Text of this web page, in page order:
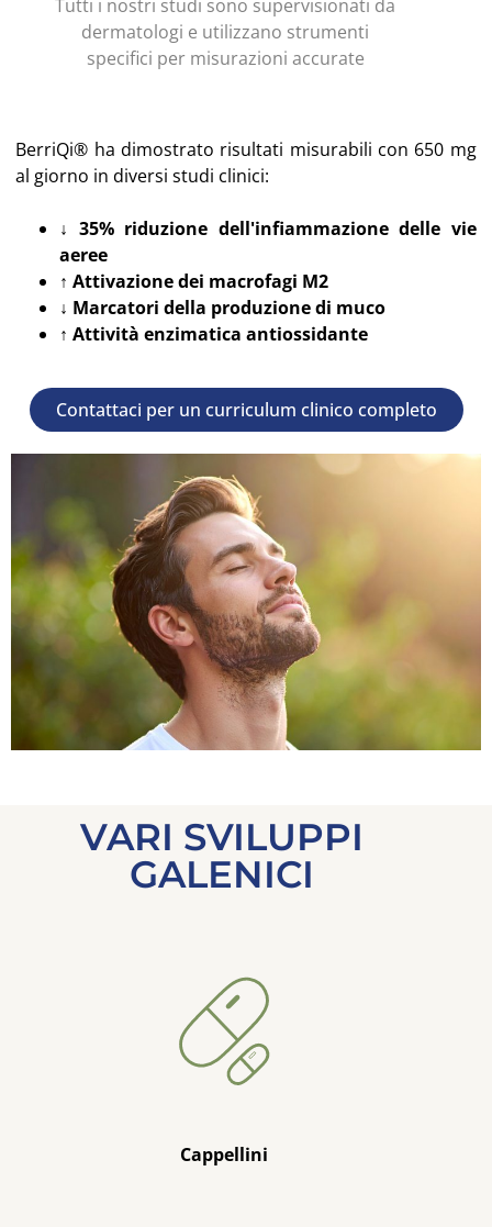
Tutti i nostri studi sono supervisionati da
dermatologi e utilizzano strumenti
specifici per misurazioni accurate
BerriQi® ha dimostrato risultati misurabili con 650 mg
al giorno in diversi studi clinici:
↓ 35% riduzione dell'infiammazione delle vie
aeree
↑ Attivazione dei macrofagi M2
↓ Marcatori della produzione di muco
↑ Attività enzimatica antiossidante
Contattaci per un curriculum clinico completo
VARI SVILUPPI
GALENICI
Cappellini